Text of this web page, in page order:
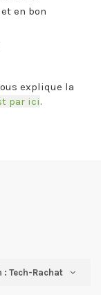
en bon
explique la
par ici.
Tech-Rachat